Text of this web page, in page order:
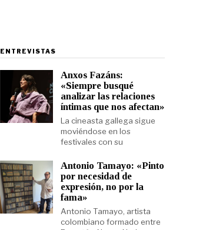
ENTREVISTAS
Anxos Fazáns:
«Siempre busqué
analizar las relaciones
íntimas que nos afectan»
La cineasta gallega sigue
moviéndose en los
festivales con su
Antonio Tamayo: «Pinto
por necesidad de
expresión, no por la
fama»
Antonio Tamayo, artista
colombiano formado entre